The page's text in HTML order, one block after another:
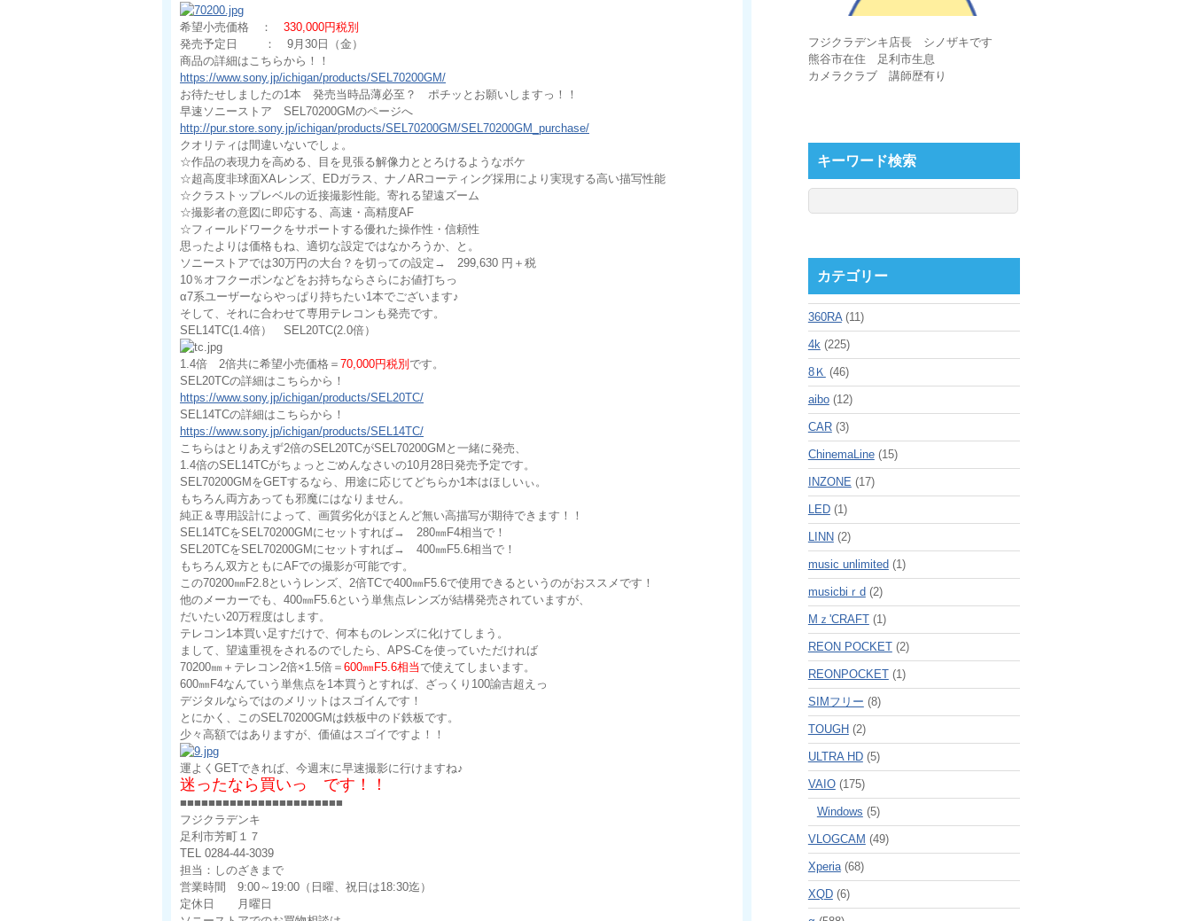
希望小売価格 ： 330,000円税別
発売予定日 ： 9月30日（金）
商品の詳細はこちらから！！
https://www.sony.jp/ichigan/products/SEL70200GM/
お待たせしましたの1本 発売当時品薄必至？ ポチッとお願いしますっ！！
早速ソニーストア SEL70200GMのページへ
http://pur.store.sony.jp/ichigan/products/SEL70200GM/SEL70200GM_purchase/
クオリティは間違いないでしょ。
☆作品の表現力を高める、目を見張る解像力ととろけるようなボケ
☆超高度非球面XAレンズ、EDガラス、ナノARコーティング採用により実現する高い描写性能
☆クラストップレベルの近接撮影性能。寄れる望遠ズーム
☆撮影者の意図に即応する、高速・高精度AF
☆フィールドワークをサポートする優れた操作性・信頼性
思ったよりは価格もね、適切な設定ではなかろうか、と。
ソニーストアでは30万円の大台？を切っての設定→ 299,630 円＋税
10％オフクーポンなどをお持ちならさらにお値打ちっ
α7系ユーザーならやっぱり持ちたい1本でございます♪
そして、それに合わせて専用テレコンも発売です。
SEL14TC(1.4倍） SEL20TC(2.0倍）
1.4倍 2倍共に希望小売価格＝ 70,000円税別です。
SEL20TCの詳細はこちらから！
https://www.sony.jp/ichigan/products/SEL20TC/
SEL14TCの詳細はこちらから！
https://www.sony.jp/ichigan/products/SEL14TC/
こちらはとりあえず2倍のSEL20TCがSEL70200GMと一緒に発売、
1.4倍のSEL14TCがちょっとごめんなさいの10月28日発売予定です。
SEL70200GMをGETするなら、用途に応じてどちらか1本はほしいぃ。
もちろん両方あっても邪魔にはなりません。
純正＆専用設計によって、画質劣化がほとんど無い高描写が期待できます！！
SEL14TCをSEL70200GMにセットすれば→ 280㎜F4相当で！
SEL20TCをSEL70200GMにセットすれば→ 400㎜F5.6相当で！
もちろん双方ともにAFでの撮影が可能です。
この70200㎜F2.8というレンズ、2倍TCで400㎜F5.6で使用できるというのがおススメです！
他のメーカーでも、400㎜F5.6という単焦点レンズが結構発売されていますが、
だいたい20万程度はします。
テレコン1本買い足すだけで、何本ものレンズに化けてしまう。
まして、望遠重視をされるのでしたら、APS-Cを使っていただければ
70200㎜＋テレコン2倍×1.5倍＝ 600㎜F5.6相当 で使えてしまいます。
600㎜F4なんていう単焦点を1本買うとすれば、ざっくり100諭吉超えっ
デジタルならではのメリットはスゴイんです！
とにかく、このSEL70200GMは鉄板中のド鉄板です。
少々高額ではありますが、価値はスゴイですよ！！
運よくGETできれば、今週末に早速撮影に行けますね♪
迷ったなら買いっ です！！
■■■■■■■■■■■■■■■■■■■■■■■
フジクラデンキ
足利市芳町１７
TEL 0284-44-3039
担当：しのざきまで
営業時間 9:00～19:00（日曜、祝日は18:30迄）
定休日 月曜日
フジクラデンキ店長 シノザキです
熊谷市在住 足利市生息
カメラクラブ 講師歴有り
キーワード検索
カテゴリー
360RA(11)
4k (225)
8Ｋ (46)
aibo(12)
CAR(3)
ChinemaLine(15)
INZONE (17)
LED(1)
LINN (2)
music unlimited (1)
musicbiｒd (2)
Mｚ'CRAFT(1)
REON POCKET(2)
REONPOCKET(1)
SIMフリー (8)
TOUGH (2)
ULTRA HD(5)
VAIO(175)
Windows (5)
VLOGCAM (49)
Xperia(68)
XQD(6)